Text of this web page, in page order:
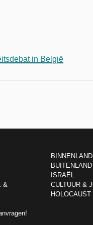
in België
&
BINNENLAND
BUITENLAND
ISRAËL
CULTUUR &
HOLOCAUST